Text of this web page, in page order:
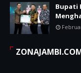
Bupati